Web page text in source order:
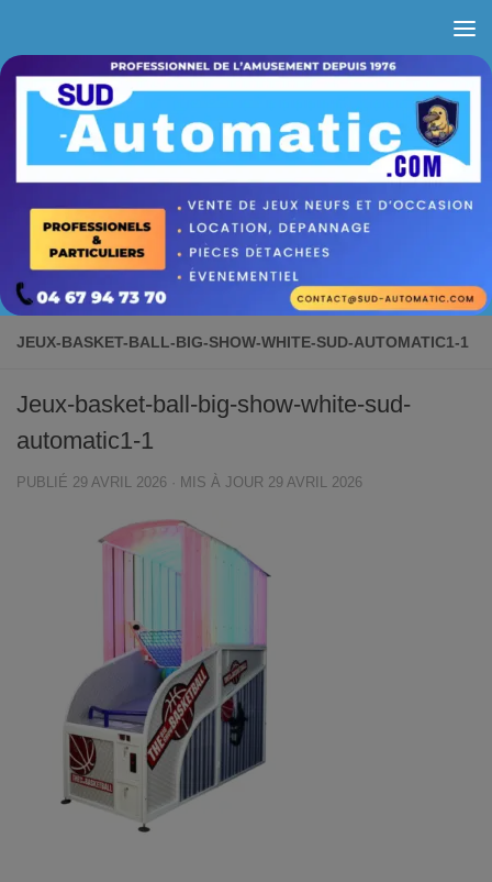
JEUX-BASKET-BALL-BIG-SHOW-WHITE-SUD-AUTOMATIC1-1
Jeux-basket-ball-big-show-white-sud-
automatic1-1
PUBLIÉ 29 AVRIL 2026 · MIS À JOUR 29 AVRIL 2026